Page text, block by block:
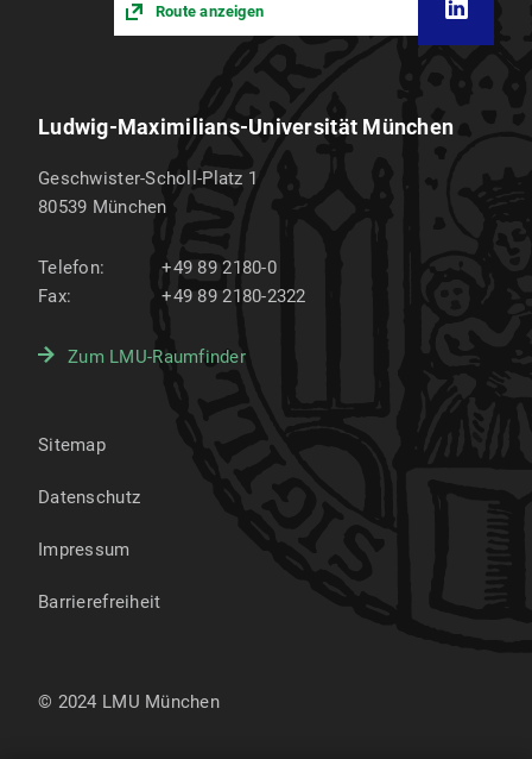
Route anzeigen
Ludwig-Maximilians-Universität München
Geschwister-Scholl-Platz 1
80539 München
Telefon:
+49 89 2180-0
Fax:
+49 89 2180-2322
Zum LMU-Raumfinder
Sitemap
Datenschutz
Impressum
Barrierefreiheit
© 2024 LMU München